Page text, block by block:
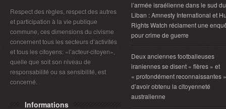
Respect des règles, respect des autres
et participation à la vie publique
commune, ces dimensions du civisme
concernent tous les secteurs d’activités
et tous les citoyens: «l’acteur-citoyen»,
quelle que soit son niveau de
responsabilité ou sa sensibilité, est
concerné.
Informations
l’armée israélienne dans le sud du
Liban : Amnesty International et
Rights Watch réclament une
pour crime de guerre
Deux anciennes footballeuses
iraniennes se disent « fières » et
« profondément reconnaissantes »
d’avoir obtenu la citoyenneté
australienne